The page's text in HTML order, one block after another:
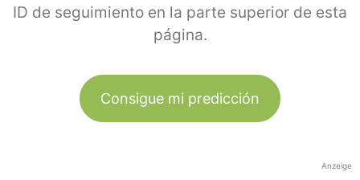
ID de seguimiento en la parte superior de esta
página.
Consigue mi predicción
Anzeige